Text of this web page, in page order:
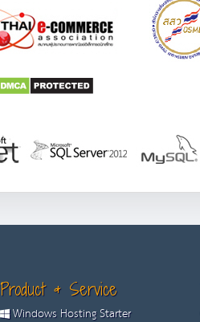
Product & Service
Windows Hosting Starter